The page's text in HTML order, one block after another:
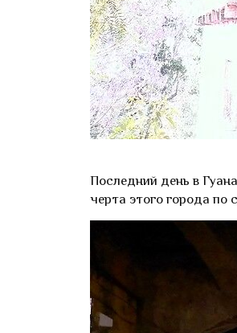
Последний день в
черта этого города по